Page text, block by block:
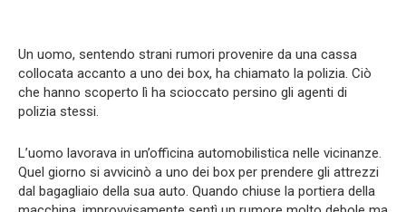
Un uomo, sentendo strani rumori provenire da una cassa
collocata accanto a uno dei box, ha chiamato la polizia. Ciò
che hanno scoperto lì ha scioccato persino gli agenti di
polizia stessi.
L’uomo lavorava in un’officina automobilistica nelle vicinanze.
Quel giorno si avvicinò a uno dei box per prendere gli attrezzi
dal bagagliaio della sua auto. Quando chiuse la portiera della